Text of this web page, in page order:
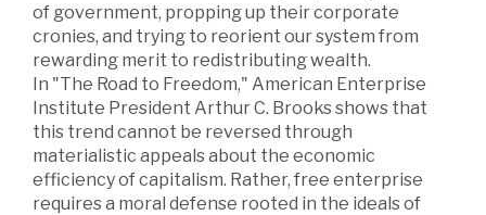
of government, propping up their corporate
cronies, and trying to reorient our system from
rewarding merit to redistributing wealth.
In "The Road to Freedom," American Enterprise
Institute President Arthur C. Brooks shows that
this trend cannot be reversed through
materialistic appeals about the economic
efficiency of capitalism. Rather, free enterprise
requires a moral defense rooted in the ideals of